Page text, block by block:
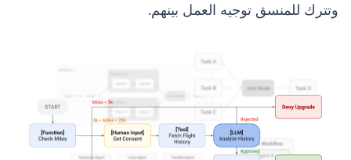
وتترك للمنسق توجيه العمل بينهم.